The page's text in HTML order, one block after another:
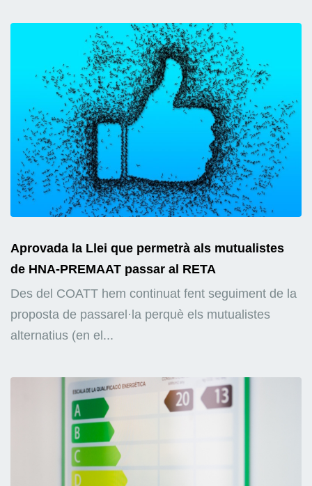
Aprovada la Llei que permetrà als mutualistes
de HNA-PREMAAT passar al RETA
Des del COATT hem continuat fent seguiment de la
proposta de passarel·la perquè els mutualistes
alternatius (en el...